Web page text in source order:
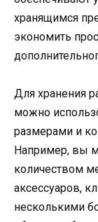
хранящимся
экономить
Для хранения
можно
размерами и
Например, вы
количеством
аксессуаров,
несколькими